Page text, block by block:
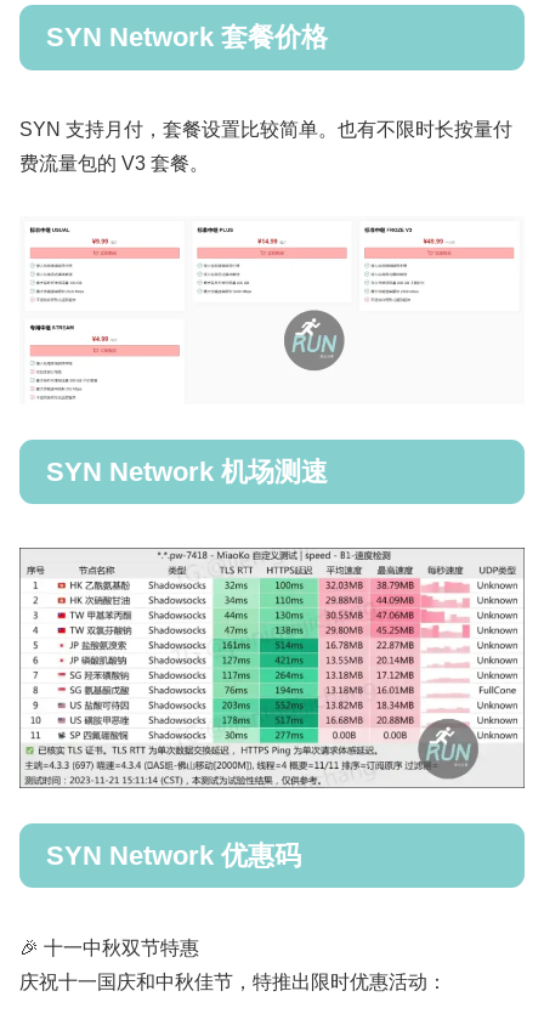
SYN Network 套餐价格
SYN 支持月付，套餐设置比较简单。也有不限时长按量付
费流量包的 V3 套餐。
SYN Network 机场测速
SYN Network 优惠码
🎉 十一中秋双节特惠
庆祝十一国庆和中秋佳节，特推出限时优惠活动：